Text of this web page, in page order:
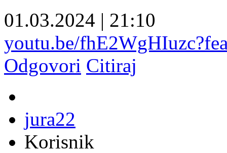
01.03.2024 | 21:10
youtu.be/
Odgovori Citiraj
jura22
Korisnik